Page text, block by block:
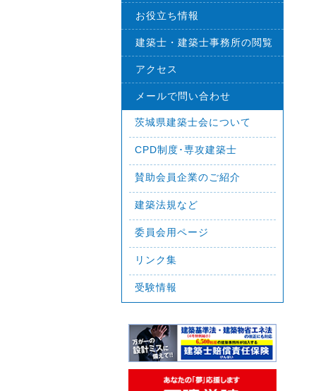
お役立ち情報
建築士・建築士事務所の閲覧
アクセス
メールで問い合わせ
茨城県建築士会について
CPD制度･専攻建築士
賛助会員企業のご紹介
建築法規など
委員会用ページ
リンク集
受験情報